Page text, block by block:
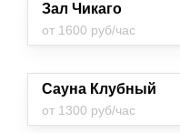
Зал Чикаго
от 1600 руб/час
Сауна Клубный
от 1300 руб/час